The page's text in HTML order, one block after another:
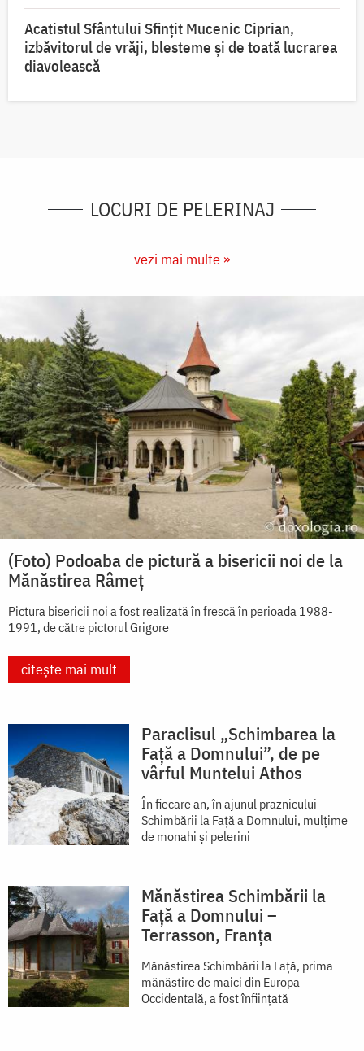
Acatistul Sfântului Sfințit Mucenic Ciprian,
izbăvitorul de vrăji, blesteme și de toată lucrarea
diavolească
LOCURI DE PELERINAJ
vezi mai multe »
(Foto) Podoaba de pictură a bisericii noi de la
Mănăstirea Râmeț
Pictura bisericii noi a fost realizată în frescă în perioada 1988-
1991, de către pictorul Grigore
citește mai mult
Paraclisul „Schimbarea la
Față a Domnului”, de pe
vârful Muntelui Athos
În fiecare an, în ajunul praznicului
Schimbării la Faţă a Domnului, mulţime
de monahi şi pelerini
Mănăstirea Schimbării la
Față a Domnului –
Terrasson, Franţa
Mănăstirea Schimbării la Față, prima
mănăstire de maici din Europa
Occidentală, a fost înființată